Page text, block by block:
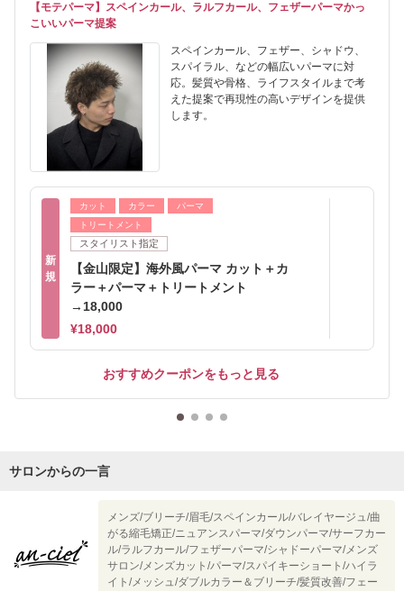
【モテパーマ】スペインカール、ラルフカール、フェザーパーマかっ
こいいパーマ提案
スペインカール、フェザー、シャドウ、
スパイラル、などの幅広いパーマに対
応。髪質や骨格、ライフスタイルまで考
えた提案で再現性の高いデザインを提供
します。
新
規
カット カラー
パーマ
トリートメント
スタイリスト指定
【金山限定】海外風パーマ カット＋カ
ラー＋パーマ＋トリートメント
→18,000
¥18,000
おすすめクーポンをもっと見る
サロンからの一言
メンズ/ブリーチ/眉毛/スペインカール/バレイヤージュ/曲
がる縮毛矯正/ニュアンスパーマ/ダウンパーマ/サーフカー
ル/ラルフカール/フェザーパーマ/シャドーパーマ/メンズ
サロン/メンズカット/パーマ/スパイキーショート/ハイラ
イト/メッシュ/ダブルカラー＆ブリーチ/髪質改善/フェー